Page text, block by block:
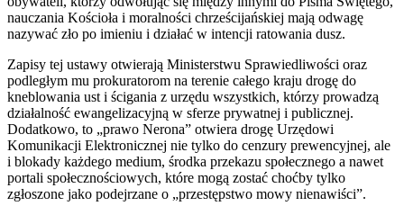
nauczania Kościoła i moralności chrześcijańskiej mają odwagę
nazywać zło po imieniu i działać w intencji ratowania dusz.
Zapisy tej ustawy otwierają Ministerstwu Sprawiedliwości oraz
podległym mu prokuratorom na terenie całego kraju drogę do
kneblowania ust i ścigania z urzędu wszystkich, którzy prowadzą
działalność ewangelizacyjną w sferze prywatnej i publicznej.
Dodatkowo, to „prawo Nerona” otwiera drogę Urzędowi
Komunikacji Elektronicznej nie tylko do cenzury prewencyjnej, ale
i blokady każdego medium, środka przekazu społecznego a nawet
portali społecznościowych, które mogą zostać choćby tylko
zgłoszone jako podejrzane o „przestępstwo mowy nienawiści”.